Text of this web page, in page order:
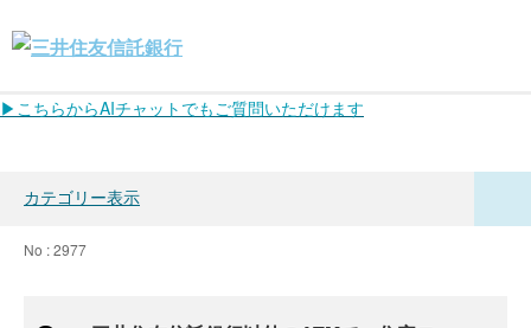
▶こちらからAIチャットでもご質問いただけます
カテゴリー表示
No : 2977